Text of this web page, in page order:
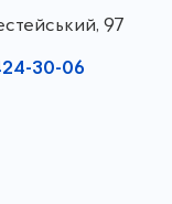
97
30-06